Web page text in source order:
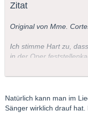
Zitat
Original von Mme.
Ich stimme Hart zu,
in der Oper
was Stimmführung,
hat beispielsweise das
mir ihm noch nicht
nach unten gestuft.
Natürlich kann man im
Sänger wirklich drauf